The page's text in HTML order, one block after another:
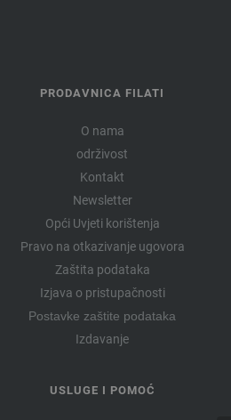
PRODAVNICA FILATI
O nama
održivost
Kontakt
Newsletter
Opći Uvjeti korištenja
Pravo na otkazivanje ugovora
Zaštita podataka
Izjava o pristupačnosti
Postavke zaštite podataka
Izdavanje
USLUGE I POMOĆ